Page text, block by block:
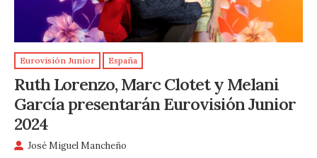
Eurovisión Junior España
Ruth Lorenzo, Marc Clotet y Melani
García presentarán Eurovisión Junior
2024
José Miguel Mancheño